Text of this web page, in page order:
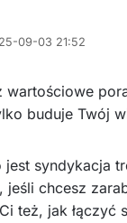
09-03 21:52
wartościowe
buduje Twój
syndykacja
chcesz
też, jak